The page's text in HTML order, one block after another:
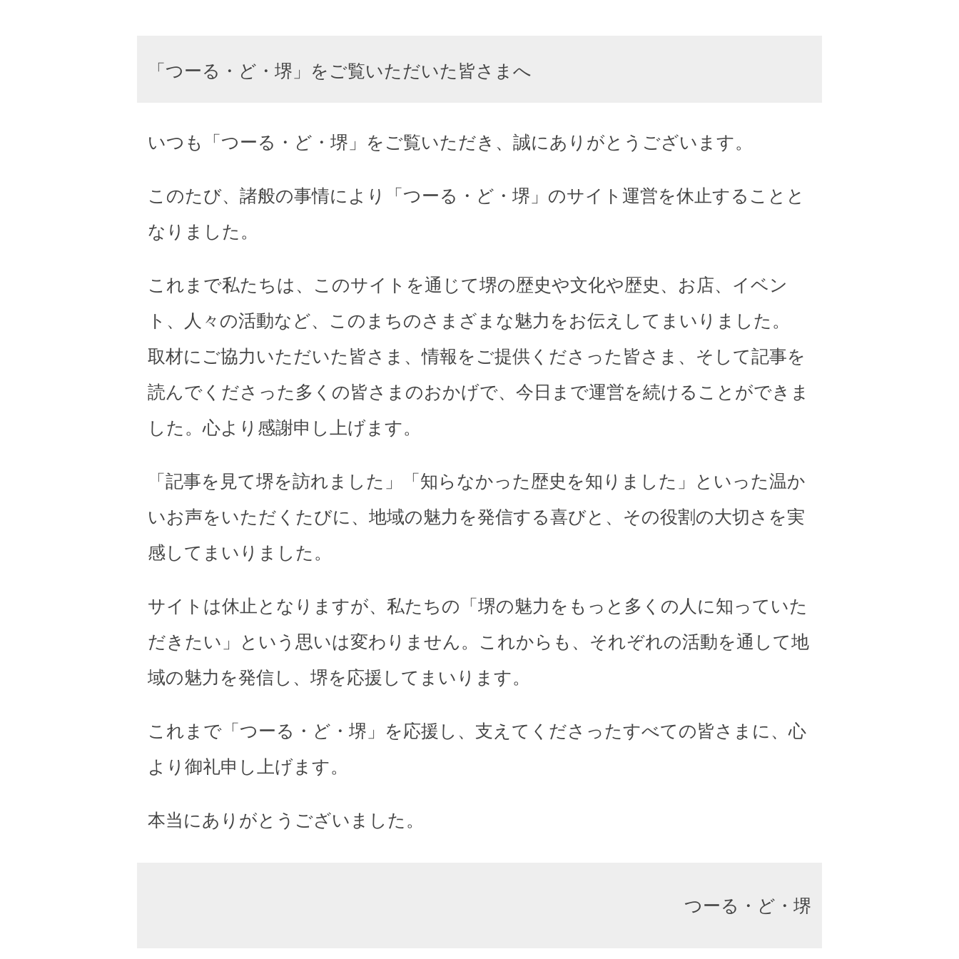
「つーる・ど・堺」をご覧いただいた皆さまへ
いつも「つーる・ど・堺」をご覧いただき、誠にありがとうございます。
このたび、諸般の事情により「つーる・ど・堺」のサイト運営を休止することと
なりました。
これまで私たちは、このサイトを通じて堺の歴史や文化や歴史、お店、イベン
ト、人々の活動など、このまちのさまざまな魅力をお伝えしてまいりました。
取材にご協力いただいた皆さま、情報をご提供くださった皆さま、そして記事を
読んでくださった多くの皆さまのおかげで、今日まで運営を続けることができま
した。心より感謝申し上げます。
「記事を見て堺を訪れました」「知らなかった歴史を知りました」といった温か
いお声をいただくたびに、地域の魅力を発信する喜びと、その役割の大切さを実
感してまいりました。
サイトは休止となりますが、私たちの「堺の魅力をもっと多くの人に知っていた
だきたい」という思いは変わりません。これからも、それぞれの活動を通して地
域の魅力を発信し、堺を応援してまいります。
これまで「つーる・ど・堺」を応援し、支えてくださったすべての皆さまに、心
より御礼申し上げます。
本当にありがとうございました。
つーる・ど・堺